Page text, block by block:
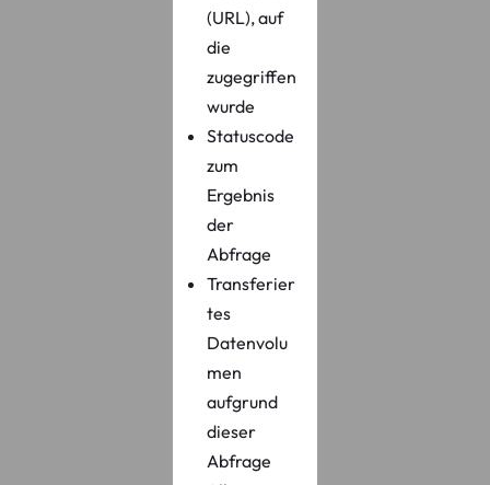
(URL), auf
die
zugegriffen
wurde
Statuscode
zum
Ergebnis
der
Abfrage
Transferier
tes
Datenvolu
men
aufgrund
dieser
Abfrage